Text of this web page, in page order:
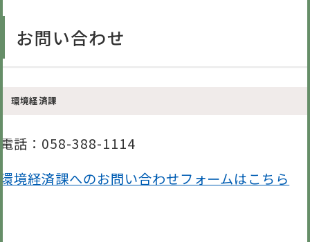
お問い合わせ
環境経済課
電話 ：058-388-1114
環境経済課へのお問い合わせフォームはこちら